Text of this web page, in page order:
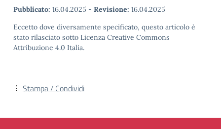
Pubblicato: 16.04.2025 - Revisione: 16.04.2025
Eccetto dove diversamente specificato, questo articolo è
stato rilasciato sotto Licenza Creative Commons
Attribuzione 4.0 Italia.
Stampa / Condividi